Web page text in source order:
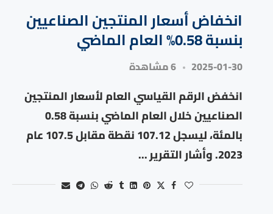
انخفاض أسعار المنتجين الصناعيين
بنسبة 0.58% العام الماضي
2025-01-30 6 مشاهدة
انخفض الرقم القياسي العام لأسعار المنتجين
الصناعيين خلال العام الماضي بنسبة 0.58
بالمئة، ليسجل 107.12 نقطة مقابل 107.5 عام
2023. وأشار التقرير …